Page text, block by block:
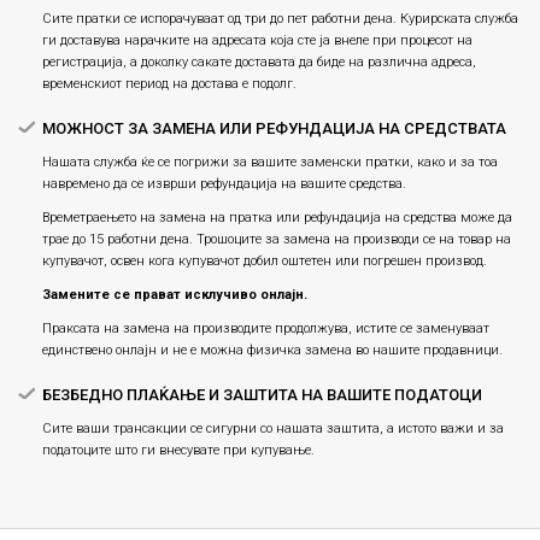
Сите пратки се испорачуваат од три до пет работни дена. Курирската служба
ги доставува нарачките на адресата која сте ја внеле при процесот на
регистрација, а доколку сакате доставата да биде на различна адреса,
временскиот период на достава е подолг.
МОЖНОСТ ЗА ЗАМЕНА ИЛИ РЕФУНДАЦИЈА НА СРЕДСТВАТА
Нашата служба ќе се погрижи за вашите заменски пратки, како и за тоа
навремено да се изврши рефундација на вашите средства.
Времетраењето на замена на пратка или рефундацијa на средства може да
трае до 15 работни дена. Трошоците за замена на производи се на товар на
купувачот, освен кога купувачот добил оштетен или погрешен производ.
Замените се прават исклучиво онлајн.
Праксата на замена на производите продолжува, истите се заменуваат
единствено онлајн и не е можна физичка замена во нашите продавници.
БЕЗБЕДНО ПЛАЌАЊЕ И ЗАШТИТА НА ВАШИТЕ ПОДАТОЦИ
Сите ваши трансакции се сигурни со нашата заштита, а истото важи и за
податоците што ги внесувате при купување.